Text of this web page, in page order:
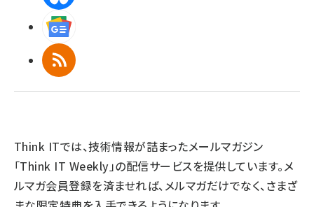
RSS
Think ITでは、技術情報が詰まったメールマガジン
「Think IT Weekly」の配信サービスを提供しています。メ
ルマガ会員登録を済ませれば、メルマガだけでなく、さまざ